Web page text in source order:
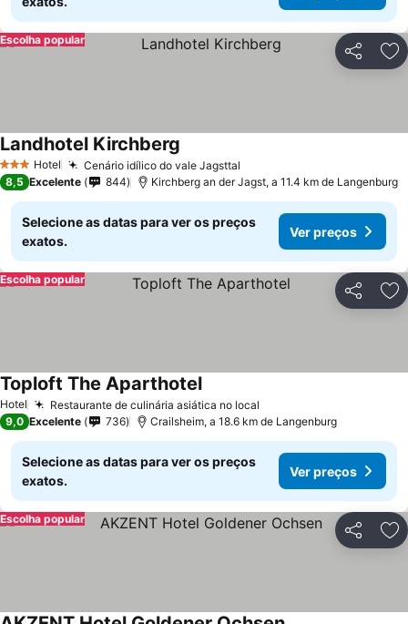
Partilhar
Escolha popular
3 EstrelasHotel Cenário idílico do vale Jagsttal
Landhotel Kirchberg
8,5 Excelente 844 Kirchberg an der Jagst, a 11.4 km de Langenburg
Selecione as datas para ver os preços
exatos.
Ver preços
Partilhar
Escolha popular
Hotel Restaurante de culinária asiática no local
Toploft The Aparthotel
9,0 Excelente 736 Crailsheim, a 18.6 km de Langenburg
Selecione as datas para ver os preços
exatos.
Ver preços
Partilhar
Escolha popular